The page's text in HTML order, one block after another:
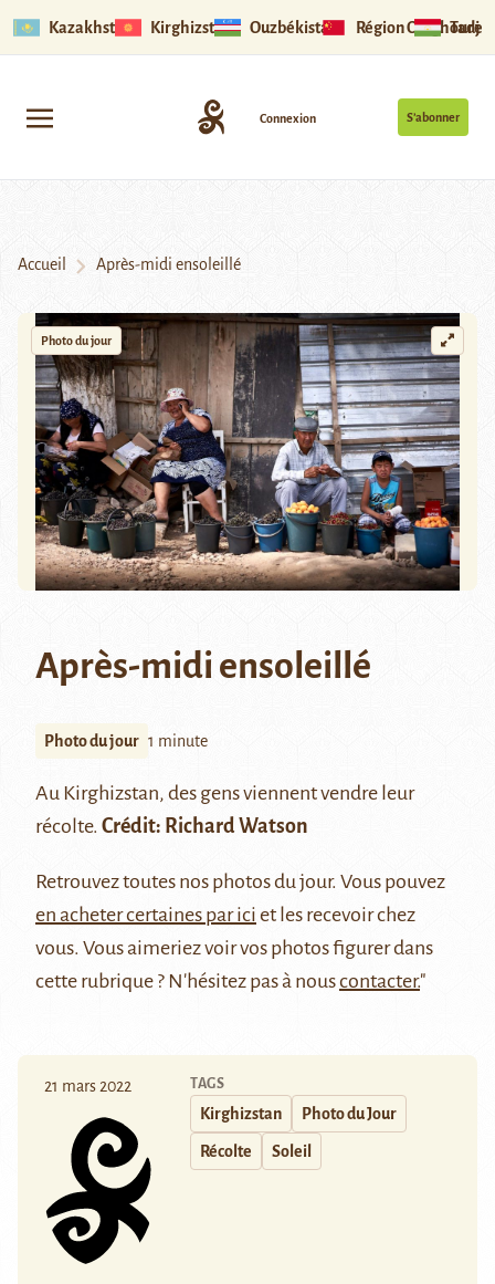
Kazakhstan Kirghizstan Ouzbékistan Région Ouïghoure
S’abonner
Connexion
Accueil Après-midi ensoleillé
Photo du jour
Après-midi ensoleillé
Photo du jour 1 minute
Au Kirghizstan, des gens viennent vendre leur
récolte. Crédit: Richard Watson
Retrouveztoutes nos photos du jour. Vous pouvez
en acheter certaines par ici et les recevoir chez
vous. Vous aimeriez voir vos photos figurer dans
cette rubrique ? N'hésitez pas à nouscontacter."
21 mars 2022 TAGS
Kirghizstan Photo du Jour
Récolte Soleil